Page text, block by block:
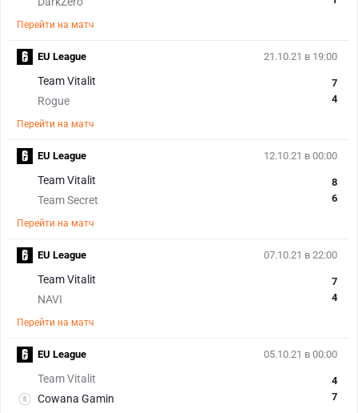
Перейти на матч
21.10.21 в 19:00
Team Vitalit
Rogue
7
4
Перейти на матч
EU League
12.10.21 в 00:00
Team Vitalit
Team Secret
8
6
Перейти на матч
EU League
07.10.21 в 22:00
Team Vitalit
NAVI
7
4
Перейти на матч
EU League
05.10.21 в 00:00
Team Vitalit
Cowana Gamin
4
7
EU League